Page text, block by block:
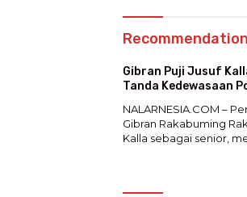
Gibran Puji Jusuf
Tanda Kedewasaan
NALARNESIA.COM –
Gibran Rakabuming
Kalla sebagai senior,